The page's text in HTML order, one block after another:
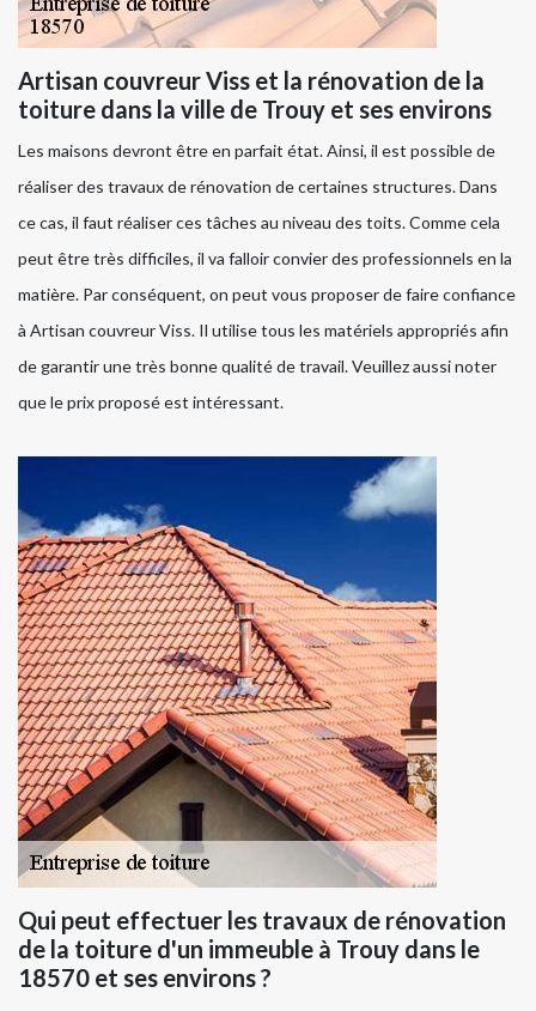
Artisan couvreur Viss et la rénovation de la
toiture dans la ville de Trouy et ses environs
Les maisons devront être en parfait état. Ainsi, il est possible de
réaliser des travaux de rénovation de certaines structures. Dans
ce cas, il faut réaliser ces tâches au niveau des toits. Comme cela
peut être très difficiles, il va falloir convier des professionnels en la
matière. Par conséquent, on peut vous proposer de faire confiance
à Artisan couvreur Viss. Il utilise tous les matériels appropriés afin
de garantir une très bonne qualité de travail. Veuillez aussi noter
que le prix proposé est intéressant.
Qui peut effectuer les travaux de rénovation
de la toiture d'un immeuble à Trouy dans le
18570 et ses environs ?